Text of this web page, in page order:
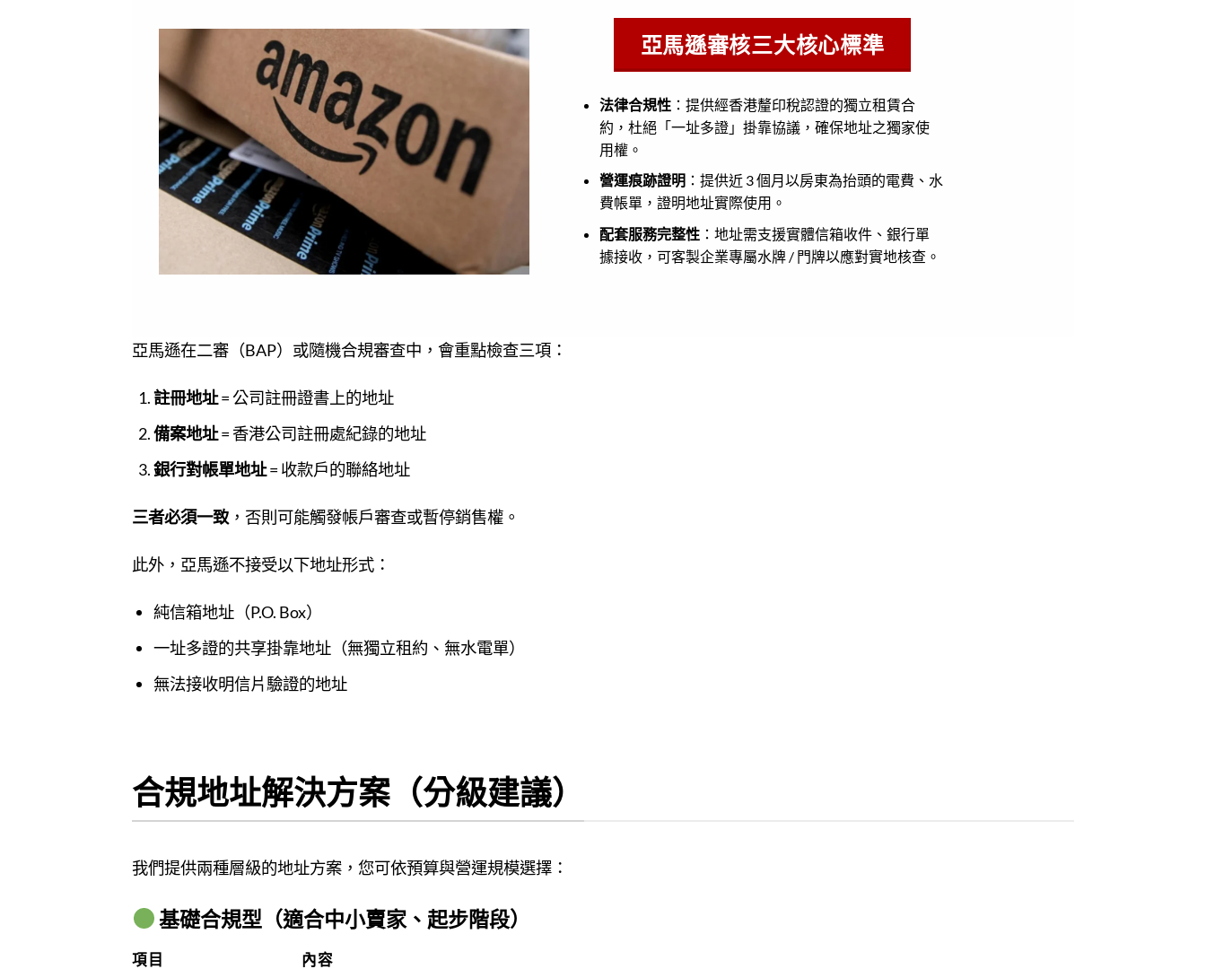
亞馬遜審核三大核心標準
法律合規性 ：提供經香港釐印稅認證的獨立租賃合
約，杜絕「一址多證」掛靠協議，確保地址之獨家使
用權。
營運痕跡證明 ：提供近 3 個月以房東為抬頭的電費、水
費帳單，證明地址實際使用。
配套服務完整性 ：地址需支援實體信箱收件、銀行單
據接收，可客製企業專屬水牌 / 門牌以應對實地核查。
亞馬遜在二審（BAP）或隨機合規審查中，會重點檢查三項：
註冊地址= 公司註冊證書上的地址
備案地址= 香港公司註冊處紀錄的地址
銀行對帳單地址= 收款戶的聯絡地址
三者必須一致 ，否則可能觸發帳戶審查或暫停銷售權。
此外，亞馬遜不接受以下地址形式：
純信箱地址（P.O. Box）
一址多證的共享掛靠地址（無獨立租約、無水電單）
無法接收明信片驗證的地址
合規地址解決方案（分級建議）
我們提供兩種層級的地址方案，您可依預算與營運規模選擇：
基礎合規型（適合中小賣家、起步階段）
項目 內容